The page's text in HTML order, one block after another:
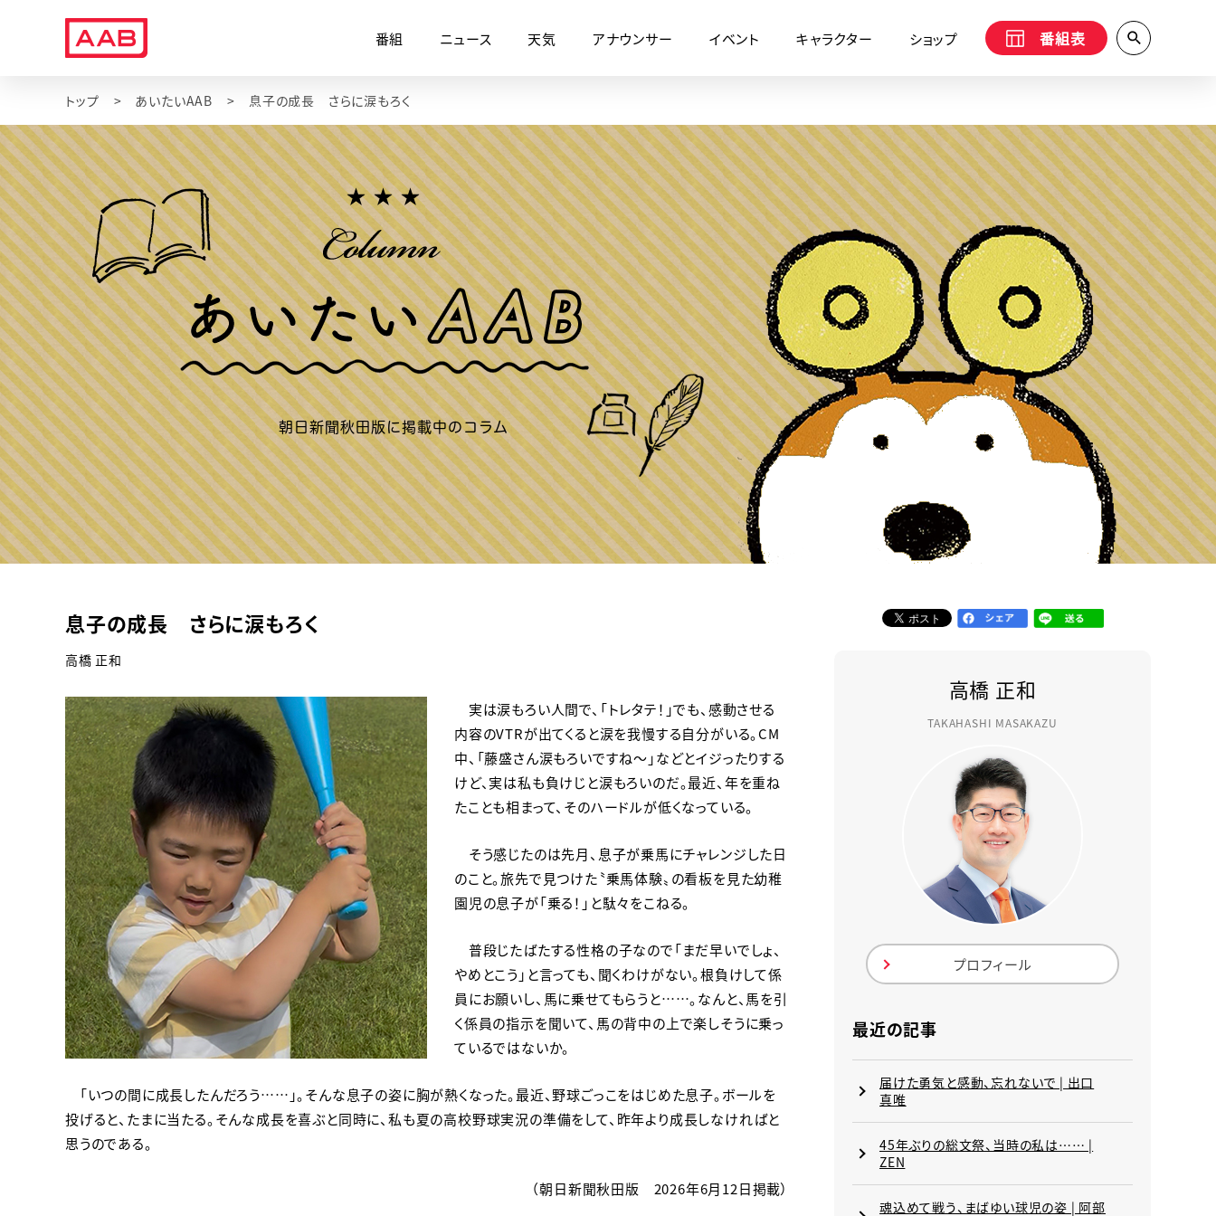
番組 ニュース 天気 アナウンサー イベント キャラクター ショップ 番組表
トップ あいたいAAB 息子の成長 さらに涙もろく
息子の成長 さらに涙もろく
高橋 正和
実は涙もろい人間で、「トレタテ！」でも、感動させる
内容のVTRが出てくると涙を我慢する自分がいる。CM
中、「藤盛さん涙もろいですね～」などとイジったりする
けど、実は私も負けじと涙もろいのだ。最近、年を重ね
たことも相まって、そのハードルが低くなっている。
そう感じたのは先月、息子が乗馬にチャレンジした日
のこと。旅先で見つけた〝乗馬体験〟の看板を見た幼稚
園児の息子が「乗る！」と駄々をこねる。
普段じたばたする性格の子なので「まだ早いでしょ、
やめとこう」と言っても、聞くわけがない。根負けして係
員にお願いし、馬に乗せてもらうと……。なんと、馬を引
く係員の指示を聞いて、馬の背中の上で楽しそうに乗っ
ているではないか。
「いつの間に成長したんだろう……」。そんな息子の姿に胸が熱くなった。最近、野球ごっこをはじめた息子。ボールを
投げると、たまに当たる。そんな成長を喜ぶと同時に、私も夏の高校野球実況の準備をして、昨年より成長しなければと
思うのである。
（朝日新聞秋田版 2026年6月12日掲載）
高橋 正和
TAKAHASHI MASAKAZU
プロフィール
最近の記事
届けた勇気と感動、忘れないで | 出口
真唯
45年ぶりの総文祭、当時の私は…… |
ZEN
魂込めて戦う、まばゆい球児の姿 | 阿部